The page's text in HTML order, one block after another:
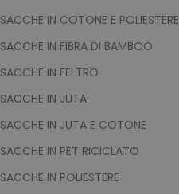
SACCHE IN COTONE E POLIESTERE
SACCHE IN FIBRA DI BAMBOO
SACCHE IN FELTRO
SACCHE IN JUTA
SACCHE IN JUTA E COTONE
SACCHE IN PET RICICLATO
SACCHE IN POLIESTERE